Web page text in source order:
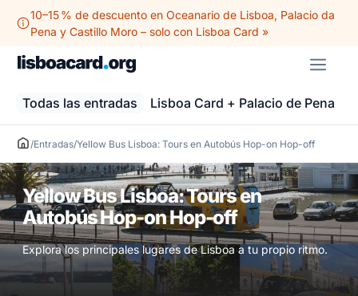
Saltar10–15 % de descuento en Oceanario de Lisboa, Palacio da
Pena y Castillo Moro – solo con Lisboa Card »
Todas las entradas Lisboa Card + Palacio de Pena
/Entradas/Yellow Bus Lisboa: Tours en Autobús Hop-on Hop-off
Yellow Bus Lisboa: Tours en
Autobús Hop-on Hop-off
Explora los principales lugares de Lisboa a tu propio ritmo.